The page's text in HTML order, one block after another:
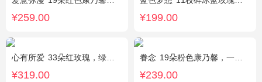
¥259.00 ¥199.00
心有所爱 33朵红玫瑰，绿叶搭配
¥319.00
眷念 19朵粉色康乃馨，一条灯带，满天星、绿叶搭配
¥239.00